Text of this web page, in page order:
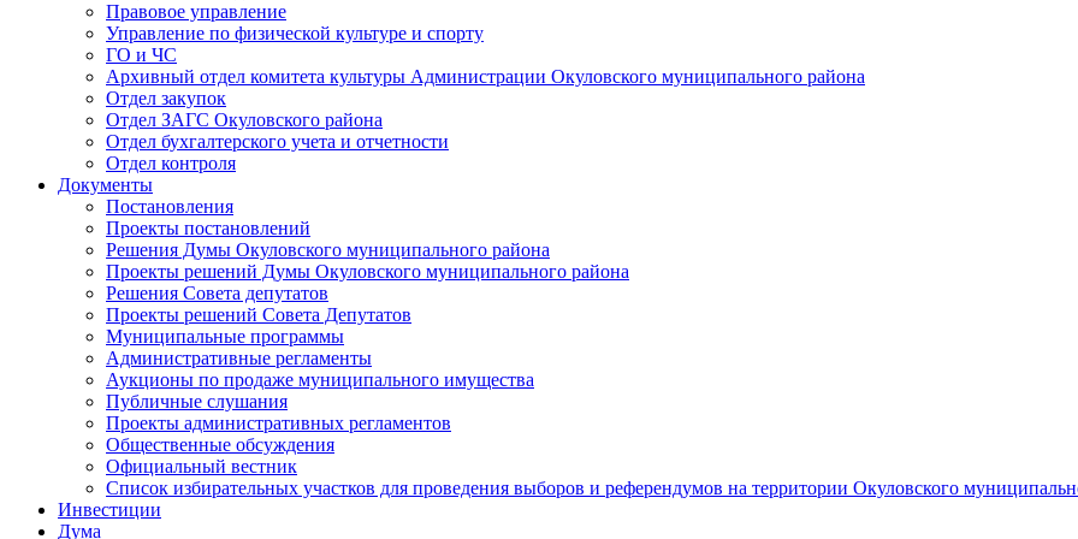
Правовое управление
Управление по физической культуре и спорту
ГО и ЧС
Архивный отдел комитета культуры Администрации Окуловского муниципального района
Отдел закупок
Отдел ЗАГС Окуловского района
Отдел бухгалтерского учета и отчетности
Отдел контроля
Документы
Постановления
Проекты постановлений
Решения Думы Окуловского муниципального района
Проекты решений Думы Окуловского муниципального района
Решения Совета депутатов
Проекты решений Совета Депутатов
Муниципальные программы
Административные регламенты
Аукционы по продаже муниципального имущества
Публичные слушания
Проекты административных регламентов
Общественные обсуждения
Официальный вестник
Список избирательных участков для проведения выборов и референдумов на территории Окуловского
Инвестиции
Дума